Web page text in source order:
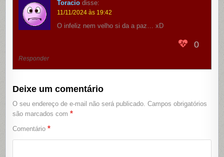
Toracio disse:
11/11/2024 às 19:42
O infeliz nem velho si da a paz… xD
0
Responder
Deixe um comentário
O seu endereço de e-mail não será publicado. Campos obrigatórios
são marcados com*
Comentário*